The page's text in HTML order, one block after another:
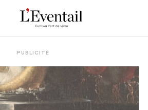
PUBLICITÉ